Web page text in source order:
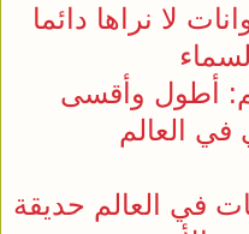
لا نراها دائما
أطول وأقسى
العالم
في العالم حديقة